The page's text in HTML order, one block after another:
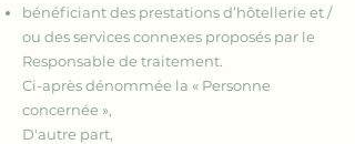
bénéficiant des prestations d’hôtellerie et /
ou des services connexes proposés par le
Responsable de traitement.
Ci-après dénommée la « Personne
concernée »,
D'autre part,